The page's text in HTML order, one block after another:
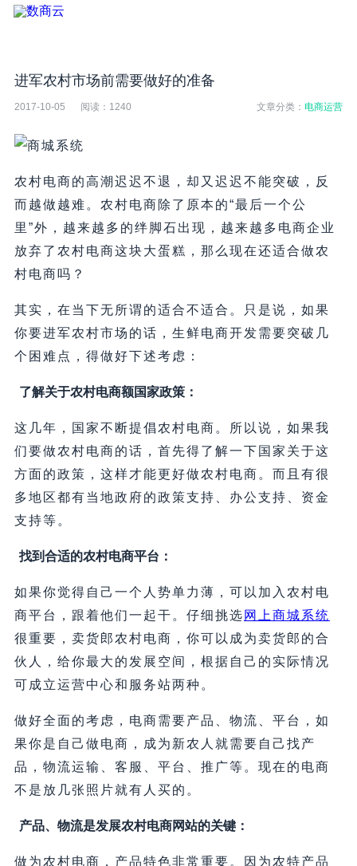
进军农村市场前需要做好的准备
2017-10-05 阅读： 1240 文章分类：电商运营
农村电商的高潮迟迟不退，却又迟迟不能突破，反
而越做越难。农村电商除了原本的“最后一个公
里”外，越来越多的绊脚石出现，越来越多电商企业
放弃了农村电商这块大蛋糕，那么现在还适合做农
村电商吗？
其实，在当下无所谓的适合不适合。只是说，如果
你要进军农村市场的话，生鲜电商开发需要突破几
个困难点，得做好下述考虑：
了解关于农村电商额国家政策：
这几年，国家不断提倡农村电商。所以说，如果我
们要做农村电商的话，首先得了解一下国家关于这
方面的政策，这样才能更好做农村电商。而且有很
多地区都有当地政府的政策支持、办公支持、资金
支持等。
找到合适的农村电商平台：
如果你觉得自己一个人势单力薄，可以加入农村电
商平台，跟着他们一起干。仔细挑选 网上商城系统
很重要，卖货郎农村电商，你可以成为卖货郎的合
伙人，给你最大的发展空间，根据自己的实际情况
可成立运营中心和服务站两种。
做好全面的考虑，电商需要产品、物流、平台，如
果你是自己做电商，成为新农人就需要自己找产
品，物流运输、客服、平台、推广等。现在的电商
不是放几张照片就有人买的。
产品、物流是发展农村电商网站的关键：
做为农村电商，产品特色非常重要。因为农特产品